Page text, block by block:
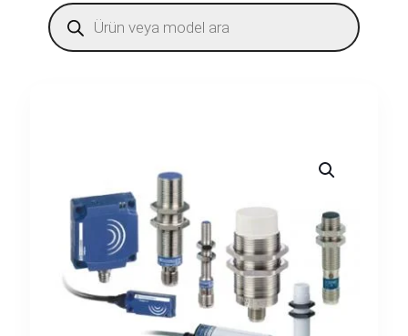
Products
search